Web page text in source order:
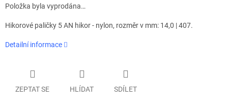
Položka byla vyprodána…
Hikorové paličky 5 AN hikor - nylon, rozměr v mm: 14,0 | 407.
Detailní informace
ZEPTAT SE HLÍDAT SDÍLET